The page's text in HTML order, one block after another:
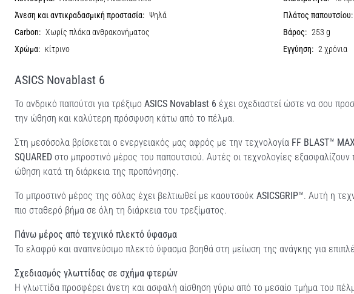
Άνεση και αντικραδασμική προστασία: Ψηλά Πλάτος παπουτσίου:
Carbon: Χωρίς πλάκα ανθρακονήματος Βάρος: 253 g
Χρώμα: κίτρινο Εγγύηση: 2 χρόνια
ASICS Novablast 6
Το ανδρικό παπούτσι για τρέξιμο ASICS Novablast 6 έχει σχεδιαστεί ώστε να σου
την ώθηση και καλύτερη πρόσφυση κάτω από το πέλμα.
Στη μεσόσολα βρίσκεται ο ενεργειακός μας αφρός με την τεχνολογία FF BLAST™ MAX
SQUARED στο μπροστινό μέρος του παπουτσιού. Αυτές οι τεχνολογίες εξασφαλίζουν
ώθηση κατά τη διάρκεια της προπόνησης.
Το μπροστινό μέρος της σόλας έχει βελτιωθεί με καουτσούκ ASICSGRIP™. Αυτή η
πιο σταθερό βήμα σε όλη τη διάρκεια του τρεξίματος.
Πάνω μέρος από τεχνικό πλεκτό ύφασμα
Το ελαφρύ και αναπνεύσιμο πλεκτό ύφασμα βοηθά στη μείωση της ανάγκης για
Σχεδιασμός γλωττίδας σε σχήμα φτερών
Η γλωττίδα προσφέρει άνετη και ασφαλή αίσθηση γύρω από το μεσαίο τμήμα του